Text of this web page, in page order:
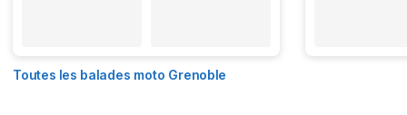
Toutes les balades moto Grenoble